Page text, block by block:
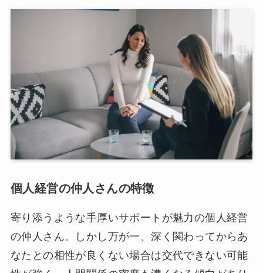
個人経営の仲人さんの特徴
寄り添うような手厚いサポートが魅力の個人経営
の仲人さん。しかし万が一、深く関わってからあ
なたとの相性が良くない場合は交代できない可能